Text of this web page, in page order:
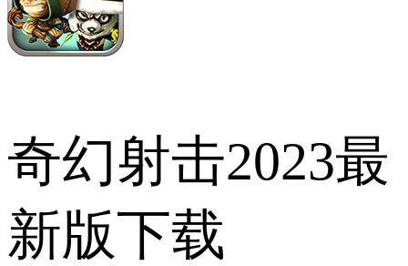
奇幻射击2023最
新版下载